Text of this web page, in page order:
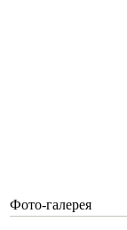
Фото-галерея